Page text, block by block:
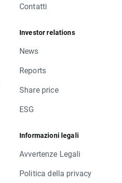
Contatti
Investor relations
News
Reports
Share price
ESG
Informazioni legali
Avvertenze Legali
Politica della privacy